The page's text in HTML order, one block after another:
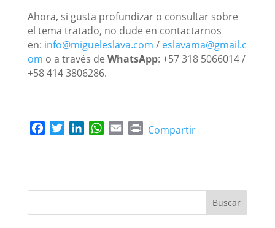
Ahora, si gusta profundizar o consultar sobre
el tema tratado, no dude en contactarnos
en: info@migueleslava.com / eslavama@gmail.c
om o a través de WhatsApp: +57 318 5066014 /
+58 414 3806286.
b
o
t
r
e
I
W
s
p
l
P
t
Compartir
Buscar